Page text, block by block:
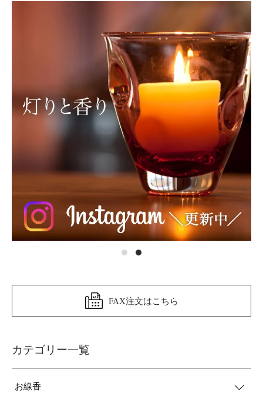
FAX注文はこちら
カテゴリー一覧
お線香